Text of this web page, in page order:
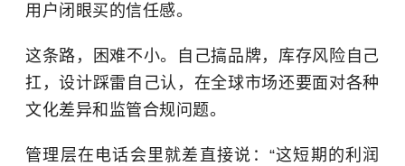
用户闭眼买的信任感。
这条路，困难不小。自己搞品牌，库存风险自己
扛，设计踩雷自己认，在全球市场还要面对各种
文化差异和监管合规问题。
管理层在电话会里就差直接说：“这短期的利润